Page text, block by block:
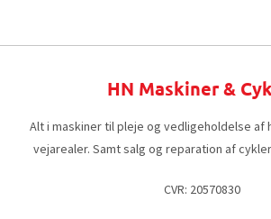
HN Maskiner &
Alt i maskiner til pleje og vedligeholdelse af
vejarealer. Samt salg og reparation af
CVR: 20570830